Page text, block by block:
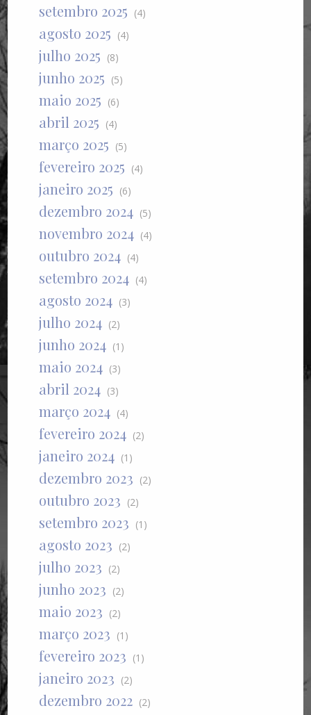
setembro 2025 (4)
agosto 2025 (4)
julho 2025 (8)
junho 2025 (5)
maio 2025 (6)
abril 2025 (4)
março 2025 (5)
fevereiro 2025 (4)
janeiro 2025 (6)
dezembro 2024 (5)
novembro 2024 (4)
outubro 2024 (4)
setembro 2024 (4)
agosto 2024 (3)
julho 2024 (2)
junho 2024 (1)
maio 2024 (3)
abril 2024 (3)
março 2024 (4)
fevereiro 2024 (2)
janeiro 2024 (1)
dezembro 2023 (2)
outubro 2023 (2)
setembro 2023 (1)
agosto 2023 (2)
julho 2023 (2)
junho 2023 (2)
maio 2023 (2)
março 2023 (1)
fevereiro 2023 (1)
janeiro 2023 (2)
dezembro 2022 (2)